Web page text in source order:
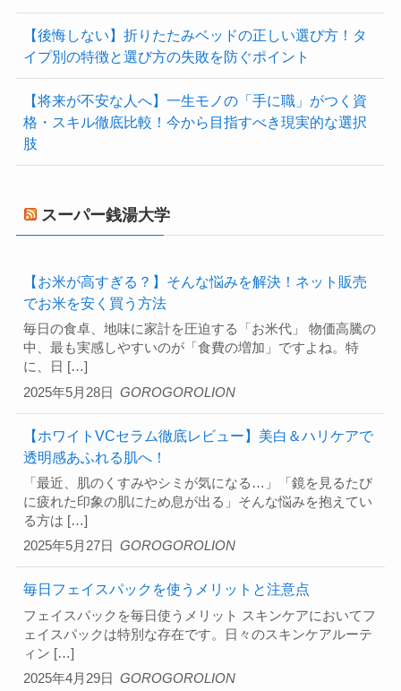
【後悔しない】折りたたみベッドの正しい選び方！タ
イプ別の特徴と選び方の失敗を防ぐポイント
【将来が不安な人へ】一生モノの「手に職」がつく資
格・スキル徹底比較！今から目指すべき現実的な選択
肢
スーパー銭湯大学
【お米が高すぎる？】そんな悩みを解決！ネット販売
でお米を安く買う方法
2025年5月28日
毎日の食卓、地味に家計を圧迫する「お米代」 物価高騰の
中、最も実感しやすいのが「食費の増加」ですよね。特
に、日 […]
GOROGOROLION
【ホワイトVCセラム徹底レビュー】美白＆ハリケアで
透明感あふれる肌へ！
2025年5月27日
「最近、肌のくすみやシミが気になる…」「鏡を見るたび
に疲れた印象の肌にため息が出る」そんな悩みを抱えてい
る方は […]
GOROGOROLION
毎日フェイスパックを使うメリットと注意点
2025年4月29日
フェイスパックを毎日使うメリット スキンケアにおいてフ
ェイスパックは特別な存在です。日々のスキンケアルーテ
ィン […]
GOROGOROLION